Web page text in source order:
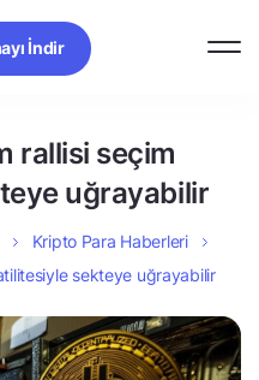
İndir
rallisi seçim
uğrayabilir
Kripto Para Haberleri
sekteye uğrayabilir